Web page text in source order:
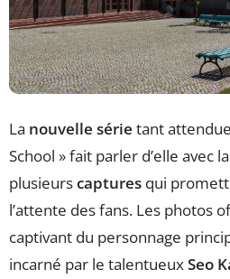
La nouvelle série tant
School » fait parler d’elle avec
plusieurscaptures qui
l’attente des fans. Les photos
captivant du personnage
incarné par le talentueuxSeo